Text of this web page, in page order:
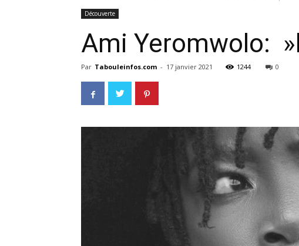
Découverte
Ami Yeromwolo:
Par Tabouleinfos.com - 17 janvier 2021 1244 0